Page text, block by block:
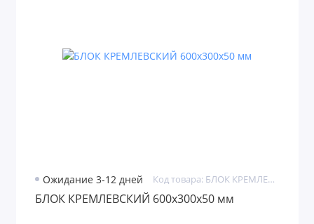
Ожидание 3-12 дней Код товара: БЛОК КРЕМЛЕВСКИЙ
БЛОК КРЕМЛЕВСКИЙ 600х300х50 мм